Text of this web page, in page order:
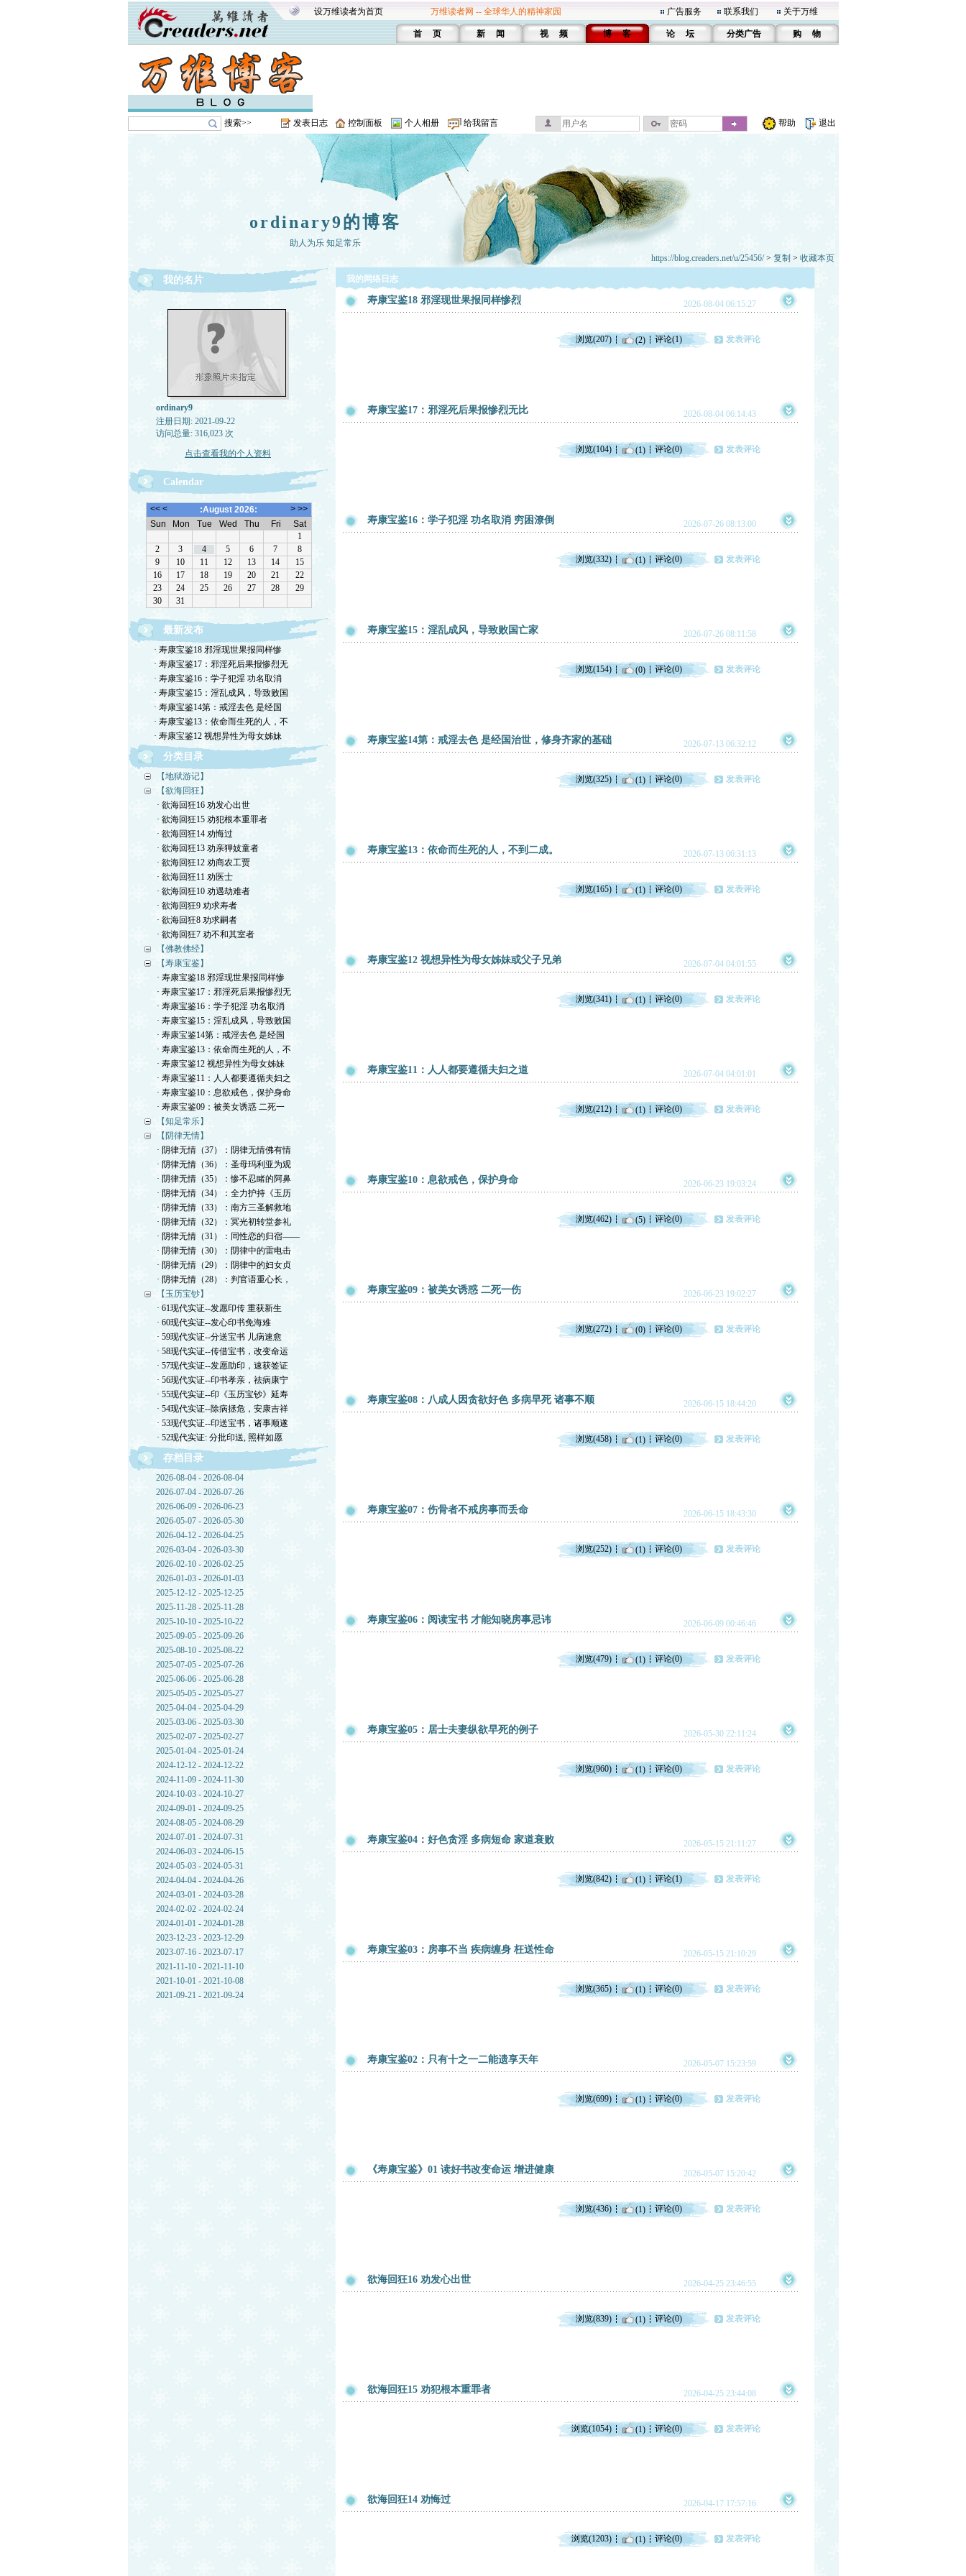
设万维读者为首页 万维读者网 -- 全球华人的精神家园 广告服务 联系我们 关于万维
首 页 新 闻 视 频 博 客 论 坛 分类广告 购 物
搜索>> 发表日志 控制面板 个人相册 给我留言 帮助 退出
ordinary9的博客
助人为乐 知足常乐
https://blog.creaders.net/u/25456/> 复制 > 收藏本页
我的名片
ordinary9
注册日期: 2021-09-22
访问总量: 316,023 次
点击查看我的个人资料
Calendar
最新发布
· 寿康宝鉴18 邪淫现世果报同样惨
· 寿康宝鉴17：邪淫死后果报惨烈无
· 寿康宝鉴16：学子犯淫 功名取消
· 寿康宝鉴15：淫乱成风，导致败国
· 寿康宝鉴14第：戒淫去色 是经国
· 寿康宝鉴13：依命而生死的人，不
· 寿康宝鉴12 视想异性为母女姊妹
分类目录
【地狱游记】
【欲海回狂】
· 欲海回狂16 劝发心出世
· 欲海回狂15 劝犯根本重罪者
· 欲海回狂14 劝悔过
· 欲海回狂13 劝亲狎妓童者
· 欲海回狂12 劝商农工贾
· 欲海回狂11 劝医士
· 欲海回狂10 劝遇劫难者
· 欲海回狂9 劝求寿者
· 欲海回狂8 劝求嗣者
· 欲海回狂7 劝不和其室者
【佛教佛经】
【寿康宝鉴】
· 寿康宝鉴18 邪淫现世果报同样惨
· 寿康宝鉴17：邪淫死后果报惨烈无
· 寿康宝鉴16：学子犯淫 功名取消
· 寿康宝鉴15：淫乱成风，导致败国
· 寿康宝鉴14第：戒淫去色 是经国
· 寿康宝鉴13：依命而生死的人，不
· 寿康宝鉴12 视想异性为母女姊妹
· 寿康宝鉴11：人人都要遵循夫妇之
· 寿康宝鉴10：息欲戒色，保护身命
· 寿康宝鉴09：被美女诱惑 二死一
【知足常乐】
【阴律无情】
· 阴律无情（37）：阴律无情佛有情
· 阴律无情（36）：圣母玛利亚为观
· 阴律无情（35）：惨不忍睹的阿鼻
· 阴律无情（34）：全力护持《玉历
· 阴律无情（33）：南方三圣解救地
· 阴律无情（32）：冥光初转堂参礼
· 阴律无情（31）：同性恋的归宿——
· 阴律无情（30）：阴律中的雷电击
· 阴律无情（29）：阴律中的妇女贞
· 阴律无情（28）：判官语重心长，
【玉历宝钞】
· 61现代实证--发愿印传 重获新生
· 60现代实证--发心印书免海难
· 59现代实证--分送宝书 儿病速愈
· 58现代实证--传借宝书，改变命运
· 57现代实证--发愿助印，速获签证
· 56现代实证--印书孝亲，祛病康宁
· 55现代实证--印《玉历宝钞》延寿
· 54现代实证--除病拯危，安康吉祥
· 53现代实证--印送宝书，诸事顺遂
· 52现代实证: 分批印送, 照样如愿
存档目录
2026-08-04 - 2026-08-04
2026-07-04 - 2026-07-26
2026-06-09 - 2026-06-23
2026-05-07 - 2026-05-30
2026-04-12 - 2026-04-25
2026-03-04 - 2026-03-30
2026-02-10 - 2026-02-25
2026-01-03 - 2026-01-03
2025-12-12 - 2025-12-25
2025-11-28 - 2025-11-28
2025-10-10 - 2025-10-22
2025-09-05 - 2025-09-26
2025-08-10 - 2025-08-22
2025-07-05 - 2025-07-26
2025-06-06 - 2025-06-28
2025-05-05 - 2025-05-27
2025-04-04 - 2025-04-29
2025-03-06 - 2025-03-30
2025-02-07 - 2025-02-27
2025-01-04 - 2025-01-24
2024-12-12 - 2024-12-22
2024-11-09 - 2024-11-30
2024-10-03 - 2024-10-27
2024-09-01 - 2024-09-25
2024-08-05 - 2024-08-29
2024-07-01 - 2024-07-31
2024-06-03 - 2024-06-15
2024-05-03 - 2024-05-31
2024-04-04 - 2024-04-26
2024-03-01 - 2024-03-28
2024-02-02 - 2024-02-24
2024-01-01 - 2024-01-28
2023-12-23 - 2023-12-29
2023-07-16 - 2023-07-17
2021-11-10 - 2021-11-10
2021-10-01 - 2021-10-08
2021-09-21 - 2021-09-24
我的网络日志
寿康宝鉴18 邪淫现世果报同样惨烈 2026-08-04 06:15:27
浏览(207) (2) 评论(1) 发表评论
寿康宝鉴17：邪淫死后果报惨烈无比 2026-08-04 06:14:43
浏览(104) (1) 评论(0) 发表评论
寿康宝鉴16：学子犯淫 功名取消 穷困潦倒 2026-07-26 08:13:00
浏览(332) (1) 评论(0) 发表评论
寿康宝鉴15：淫乱成风，导致败国亡家 2026-07-26 08:11:58
浏览(154) (0) 评论(0) 发表评论
寿康宝鉴14第：戒淫去色 是经国治世，修身齐家的基础 2026-07-13 06:32:12
浏览(325) (1) 评论(0) 发表评论
寿康宝鉴13：依命而生死的人，不到二成。 2026-07-13 06:31:13
浏览(165) (1) 评论(0) 发表评论
寿康宝鉴12 视想异性为母女姊妹或父子兄弟 2026-07-04 04:01:55
浏览(341) (1) 评论(0) 发表评论
寿康宝鉴11：人人都要遵循夫妇之道 2026-07-04 04:01:01
浏览(212) (1) 评论(0) 发表评论
寿康宝鉴10：息欲戒色，保护身命 2026-06-23 19:03:24
浏览(462) (5) 评论(0) 发表评论
寿康宝鉴09：被美女诱惑 二死一伤 2026-06-23 19:02:27
浏览(272) (0) 评论(0) 发表评论
寿康宝鉴08：八成人因贪欲好色 多病早死 诸事不顺 2026-06-15 18:44:20
浏览(458) (1) 评论(0) 发表评论
寿康宝鉴07：伤骨者不戒房事而丢命 2026-06-15 18:43:30
浏览(252) (1) 评论(0) 发表评论
寿康宝鉴06：阅读宝书 才能知晓房事忌讳 2026-06-09 00:46:46
浏览(479) (1) 评论(0) 发表评论
寿康宝鉴05：居士夫妻纵欲早死的例子 2026-05-30 22:11:24
浏览(960) (1) 评论(0) 发表评论
寿康宝鉴04：好色贪淫 多病短命 家道衰败 2026-05-15 21:11:27
浏览(842) (1) 评论(1) 发表评论
寿康宝鉴03：房事不当 疾病缠身 枉送性命 2026-05-15 21:10:29
浏览(365) (1) 评论(0) 发表评论
寿康宝鉴02：只有十之一二能遗享天年 2026-05-07 15:23:59
浏览(699) (1) 评论(0) 发表评论
《寿康宝鉴》01 读好书改变命运 增进健康 2026-05-07 15:20:42
浏览(436) (1) 评论(0) 发表评论
欲海回狂16 劝发心出世 2026-04-25 23:46:55
浏览(839) (1) 评论(0) 发表评论
欲海回狂15 劝犯根本重罪者 2026-04-25 23:44:08
浏览(1054) (1) 评论(0) 发表评论
欲海回狂14 劝悔过 2026-04-17 17:57:16
浏览(1203) (1) 评论(0) 发表评论